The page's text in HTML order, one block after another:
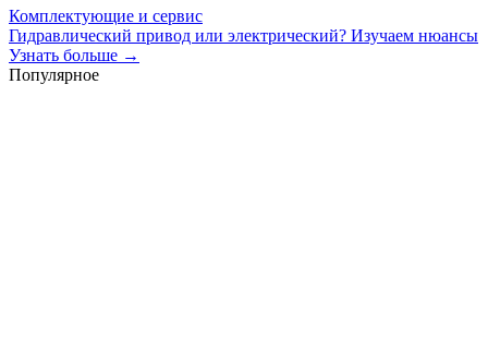
Комплектующие и сервис
Гидравлический привод или электрический? Изучаем нюансы
Узнать больше →
Популярное